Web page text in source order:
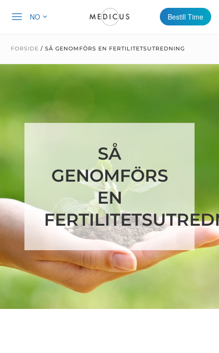
NO Bestill Time
FORSIDE / SÅ GENOMFÖRS EN FERTILITETSUTREDNING
SÅ
GENOMFÖRS
EN